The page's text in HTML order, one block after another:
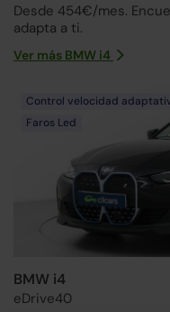
Desde 454€/mes.
adapta a ti.
Ver más BMW i4
Control velocidad
Faros Led
BMW i4
eDrive40